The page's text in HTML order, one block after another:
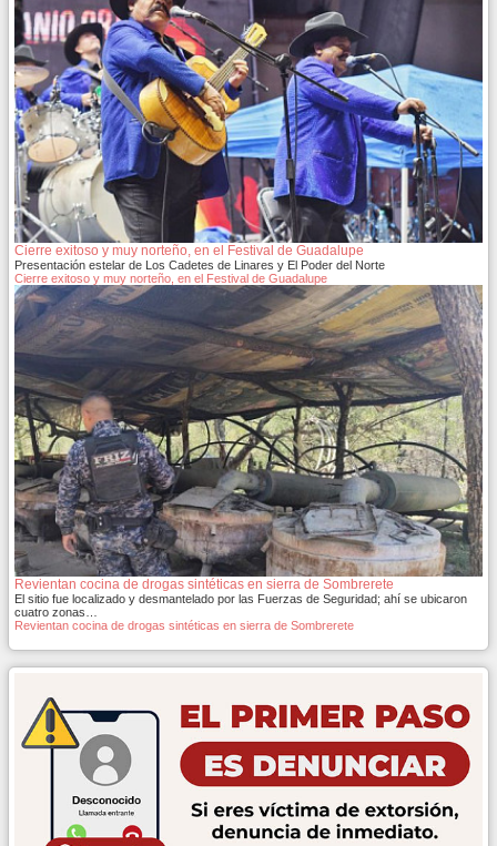
Cierre exitoso y muy norteño, en el Festival de Guadalupe
Presentación estelar de Los Cadetes de Linares y El Poder del Norte
Cierre exitoso y muy norteño, en el Festival de Guadalupe
Revientan cocina de drogas sintéticas en sierra de Sombrerete
El sitio fue localizado y desmantelado por las Fuerzas de Seguridad; ahí se ubicaron
cuatro zonas…
Revientan cocina de drogas sintéticas en sierra de Sombrerete